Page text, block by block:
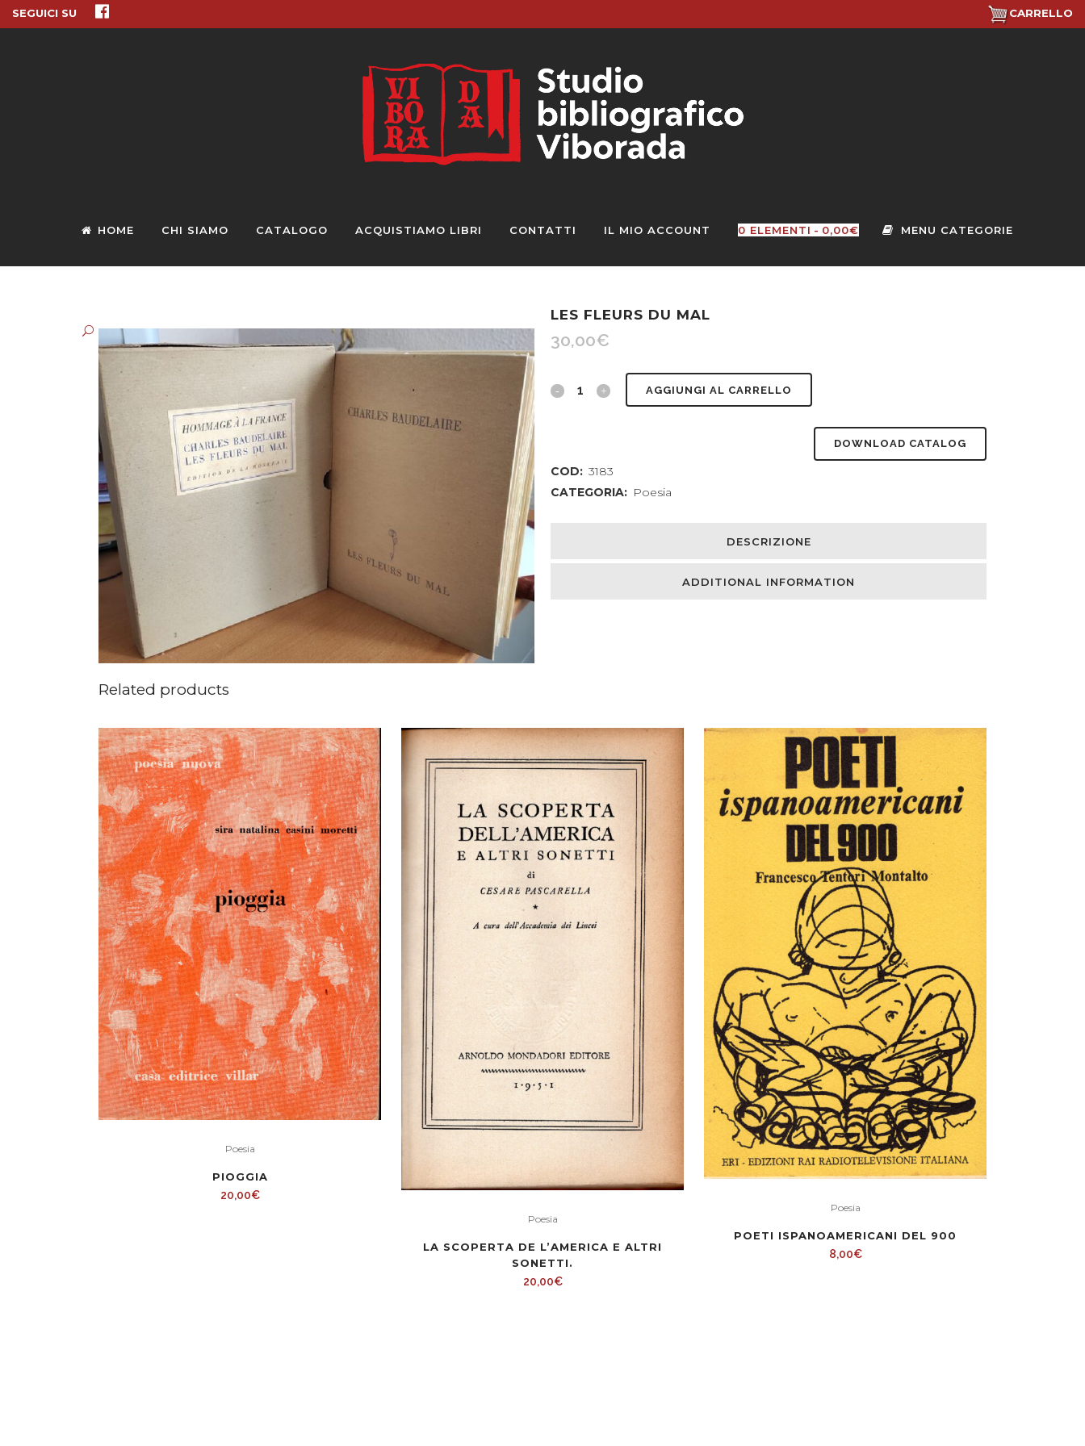
SEGUICI SU CARRELLO
HOME CHI SIAMO CATALOGO ACQUISTIAMO LIBRI CONTATTI IL MIO ACCOUNT 0 ELEMENTI 0,00€
LES FLEURS DU MAL
30,00€
Les
mal
AGGIUNGI AL CARRELLO
DOWNLOAD CATALOG
COD: 3183
CATEGORIA: Poesia
DESCRIZIONE
ADDITIONAL INFORMATION
Related products
Poesia
PIOGGIA
20,00€
Poesia
LA SCOPERTA DE L’AMERICA E ALTRI
SONETTI.
20,00€
Poesia
POETI ISPANOAMERICANI DEL 900
8,00€